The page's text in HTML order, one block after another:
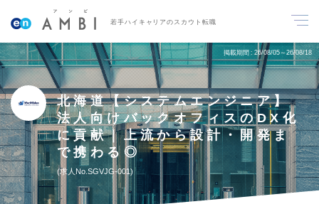
若手ハイキャリアのスカウト転職
掲載期間 26/08/05～26/08/18
北海道【システムエンジニア】
法人向けバックオフィスのDX化
に貢献｜上流から設計・開発ま
で携わる◎
求人No.SGVJG-001